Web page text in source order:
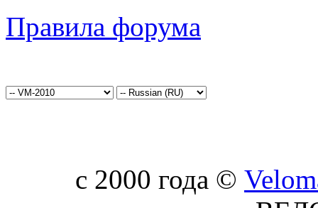
Правила форума
c 2000 года ©